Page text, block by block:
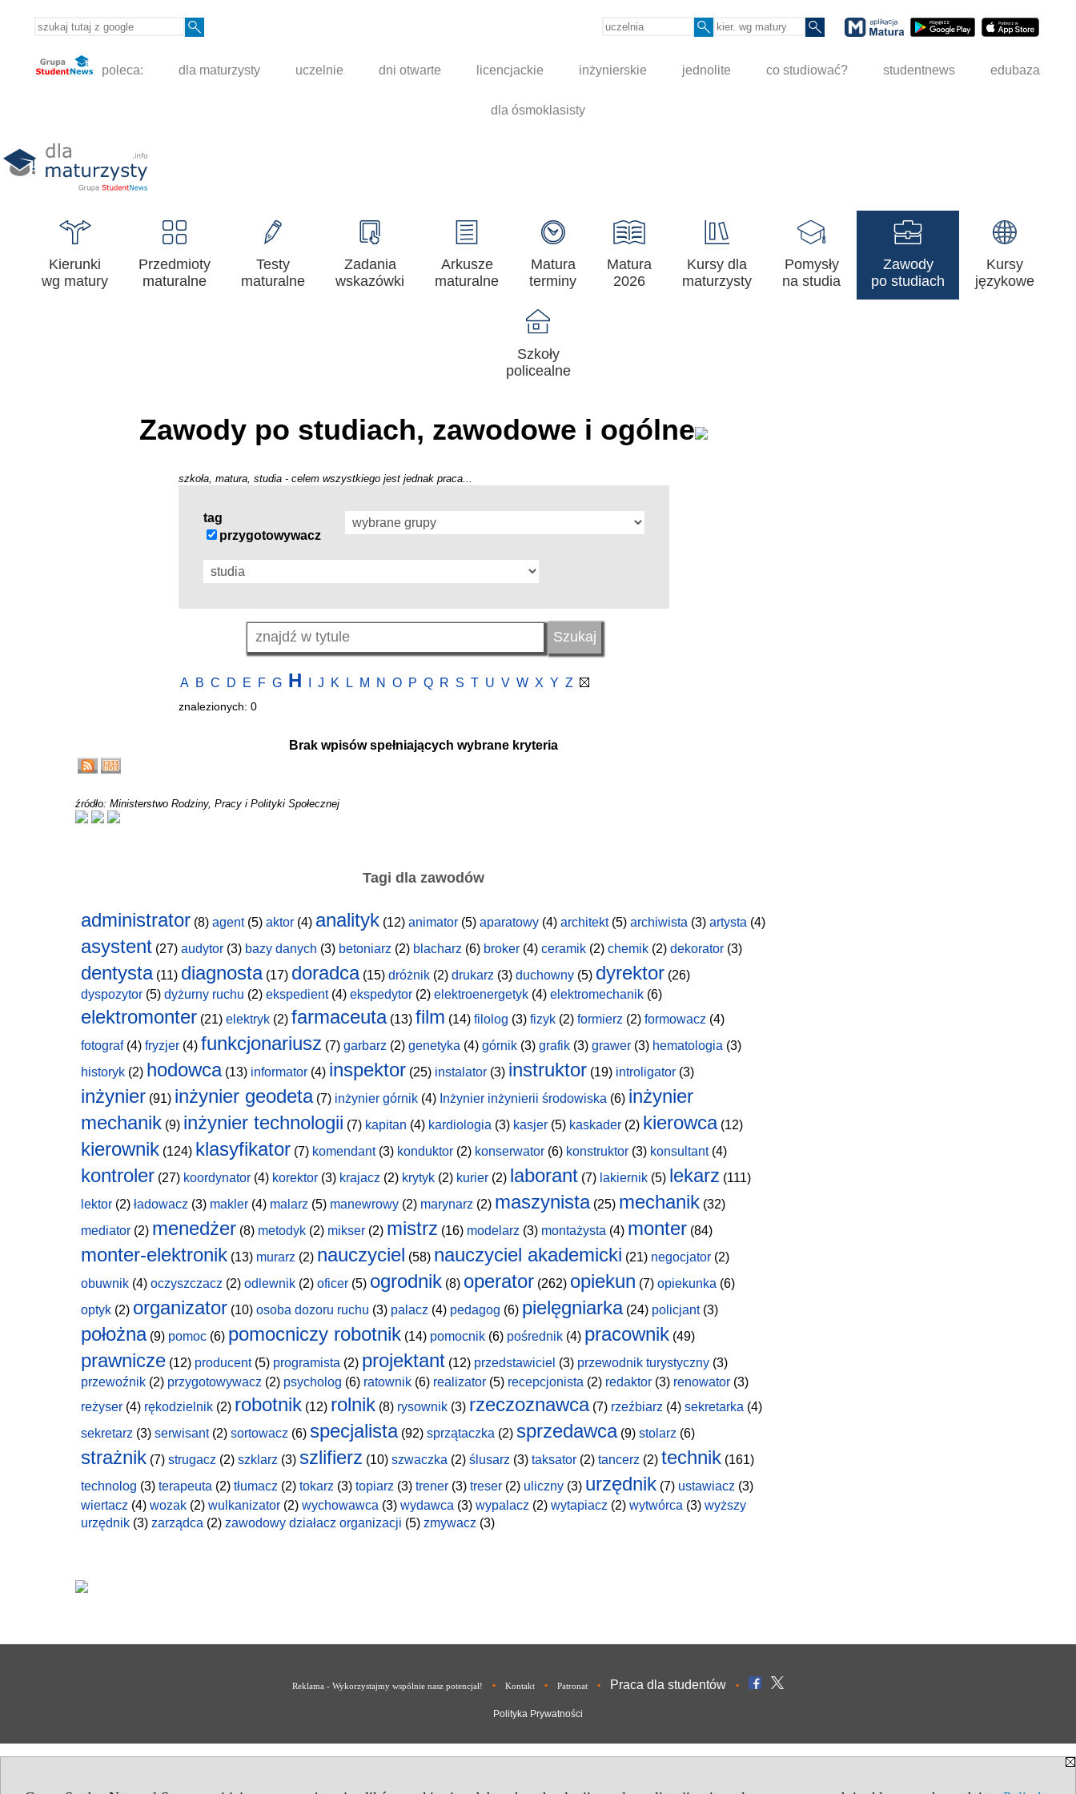
poleca: dla maturzysty uczelnie dni otwarte licencjackie inżynierskie jednolite co studiować? studentnews edubaza
dla ósmoklasisty
Kierunki
wg matury
Przedmioty
maturalne
Testy
maturalne
Zadania
wskazówki
Arkusze
maturalne
Matura
terminy
Matura
2026
Kursy dla
maturzysty
Pomysły
na studia
Zawody
po studiach
Kursy
językowe
Szkoły
policealne
Zawody po studiach, zawodowe i ogólne
szkoła, matura, studia - celem wszystkiego jest jednak praca...
tag
przygotowywacz
A B C D E F G H J K L M N O P Q R S T U V W X Y Z
znalezionych: 0
Brak wpisów spełniających wybrane kryteria
źródło: Ministerstwo Rodziny, Pracy i Polityki Społecznej
Tagi dla zawodów
administrator (8) agent(5) aktor (4) analityk (12) animator (5) aparatowy (4) architekt(5) archiwista (3) artysta (4)
asystent (27) audytor (3) bazy danych (3) betoniarz (2) blacharz (6) broker (4) ceramik (2) chemik (2) dekorator (3)
dentysta(11) diagnosta(17) doradca(15) dróżnik (2) drukarz (3) duchowny (5) dyrektor (26)
dyspozytor (5) dyżurny ruchu (2) ekspedient(4) ekspedytor (2) elektroenergetyk (4) elektromechanik (6)
elektromonter (21) elektryk (2) farmaceuta(13) film (14) filolog (3) fizyk (2) formierz (2) formowacz (4)
fotograf(4) fryzjer (4) funkcjonariusz (7) garbarz (2) genetyka (4) górnik (3) grafik (3) grawer (3) hematologia (3)
historyk (2) hodowca(13) informator (4) inspektor (25) instalator (3) instruktor (19) introligator (3)
inżynier (91) inżynier geodeta(7) inżynier górnik (4) Inżynier inżynierii środowiska (6) inżynier
mechanik (9) inżynier technologii (7) kapitan (4) kardiologia (3) kasjer (5) kaskader (2) kierowca(12)
kierownik (124) klasyfikator (7) komendant(3) konduktor (2) konserwator (6) konstruktor (3) konsultant(4)
kontroler (27) koordynator (4) korektor (3) krajacz (2) krytyk (2) kurier (2) laborant (7) lakiernik (5) lekarz (111)
lektor (2) ładowacz (3) makler (4) malarz (5) manewrowy (2) marynarz (2) maszynista(25) mechanik (32)
mediator (2) menedżer (8) metodyk (2) mikser (2) mistrz (16) modelarz (3) montażysta (4) monter (84)
monter-elektronik (13) murarz (2) nauczyciel (58) nauczyciel akademicki (21) negocjator (2)
obuwnik (4) oczyszczacz (2) odlewnik (2) oficer (5) ogrodnik (8) operator (262) opiekun (7) opiekunka (6)
optyk (2) organizator (10) osoba dozoru ruchu (3) palacz (4) pedagog (6) pielęgniarka(24) policjant(3)
położna(9) pomoc (6) pomocniczy robotnik (14) pomocnik (6) pośrednik (4) pracownik (49)
prawnicze (12) producent(5) programista (2) projektant (12) przedstawiciel (3) przewodnik turystyczny (3)
przewoźnik (2) przygotowywacz (2) psycholog (6) ratownik (6) realizator (5) recepcjonista (2) redaktor (3) renowator (3)
reżyser (4) rękodzielnik (2) robotnik (12) rolnik (8) rysownik (3) rzeczoznawca(7) rzeźbiarz (4) sekretarka (4)
sekretarz (3) serwisant(2) sortowacz (6) specjalista(92) sprzątaczka (2) sprzedawca(9) stolarz (6)
strażnik (7) strugacz (2) szklarz (3) szlifierz (10) szwaczka (2) ślusarz (3) taksator (2) tancerz (2) technik (161)
technolog (3) terapeuta (2) tłumacz (2) tokarz (3) topiarz (3) trener (3) treser (2) uliczny (3) urzędnik (7) ustawiacz (3)
wiertacz (4) wozak (2) wulkanizator (2) wychowawca (3) wydawca (3) wypalacz (2) wytapiacz (2) wytwórca (3) wyższy
urzędnik (3) zarządca (2) zawodowy działacz organizacji (5) zmywacz (3)
Reklama - Wykorzystajmy wspólnie nasz potencjał! • Kontakt • Patronat • Praca dla studentów •
Polityka Prywatności